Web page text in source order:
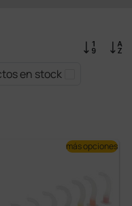
en stock
más opciones